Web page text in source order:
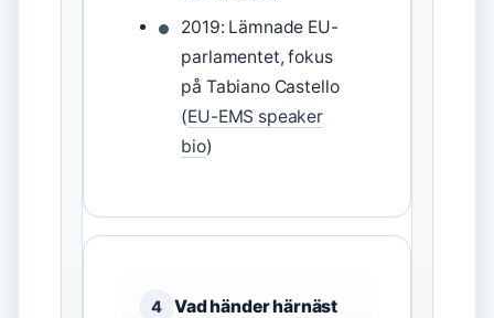
2019: Lämnade EU-
parlamentet, fokus
på Tabiano Castello
(EU-EMS speaker
bio)
4 Vad händer härnäst